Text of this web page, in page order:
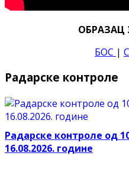
ОБРАЗАЦ
БОС |
Радарске контроле
Радарске контроле од
16.08.2026. године